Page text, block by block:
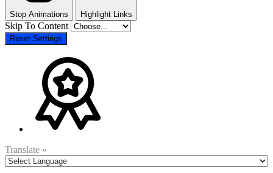
Stop Animations Highlight Links
Skip To Content
Reset Settings
Translate »